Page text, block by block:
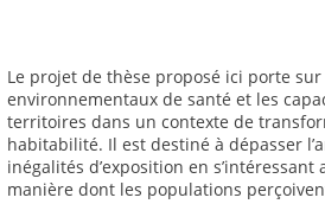
Le projet de thèse proposé ici porte
environnementaux de santé et les
territoires dans un contexte de
habitabilité. Il est destiné à dépasser
inégalités d’exposition en
manière dont les populations